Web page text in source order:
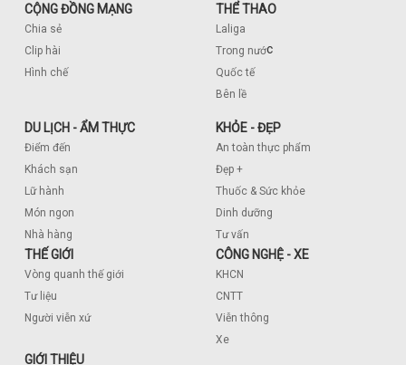
CỘNG ĐỒNG MẠNG
Chia sẻ
Clip hài
Hình chế
THỂ THAO
Laliga
Trong nước
Quốc tế
Bên lề
DU LỊCH - ẨM THỰC
Điểm đến
Khách sạn
Lữ hành
Món ngon
Nhà hàng
KHỎE - ĐẸP
An toàn thực phẩm
Đẹp +
Thuốc & Sức khỏe
Dinh dưỡng
Tư vấn
THẾ GIỚI
Vòng quanh thế giới
Tư liệu
Người viễn xứ
CÔNG NGHỆ - XE
KHCN
CNTT
Viễn thông
Xe
GIỚI THIỆU